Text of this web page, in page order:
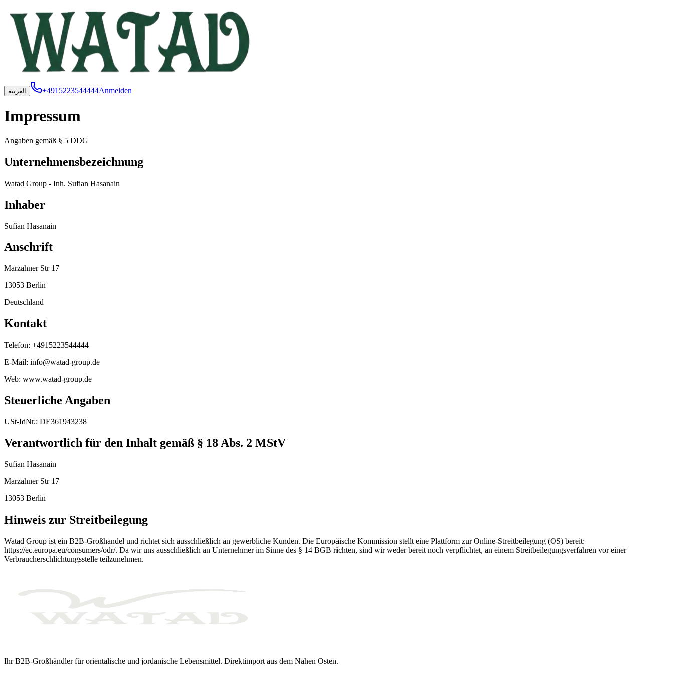
العربية +4915223544444Anmelden
Impressum
Angaben gemäß § 5 DDG
Unternehmensbezeichnung
Watad Group - Inh. Sufian Hasanain
Inhaber
Sufian Hasanain
Anschrift
Marzahner Str 17
13053 Berlin
Deutschland
Kontakt
Telefon: +4915223544444
E-Mail: info@watad-group.de
Web: www.watad-group.de
Steuerliche Angaben
USt-IdNr.: DE361943238
Verantwortlich für den Inhalt gemäß § 18 Abs. 2 MStV
Sufian Hasanain
Marzahner Str 17
13053 Berlin
Hinweis zur Streitbeilegung
Watad Group ist ein B2B-Großhandel und richtet sich ausschließlich an gewerbliche Kunden. Die Europäische Kommission stellt eine Plattform zur Online-Streitbeilegung (OS) bereit:
https://ec.europa.eu/consumers/odr/. Da wir uns ausschließlich an Unternehmer im Sinne des § 14 BGB richten, sind wir weder bereit noch verpflichtet, an einem Streitbeilegungsverfahren vor einer
Verbraucherschlichtungsstelle teilzunehmen.
Ihr B2B-Großhändler für orientalische und jordanische Lebensmittel. Direktimport aus dem Nahen Osten.